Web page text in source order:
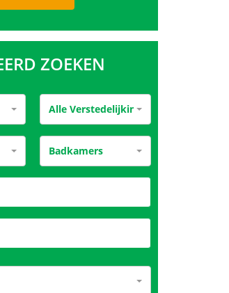
ZOEKEN
Alle Verstedelijking
Badkamers